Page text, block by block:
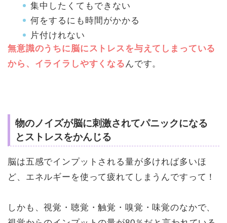
集中したくてもできない
何をするにも時間がかかる
片付けれない
無意識のうちに脳にストレスを与えてしまっている
から、イライラしやすくなる んです。
物のノイズが脳に刺激されてパニックになる
とストレスをかんじる
脳は五感でインプットされる量が多ければ多いほ
ど、エネルギーを使って疲れてしまうんですって！
しかも、視覚・聴覚・触覚・嗅覚・味覚のなかで、